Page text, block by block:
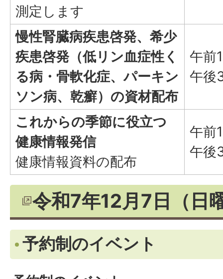
測定します
慢性腎臓病疾患啓発、希少
疾患啓発（低リン血症性く
る病・骨軟化症、パーキン
ソン病、乾癬）の資材配布
午前
午後
これからの季節に役立つ
健康情報発信
健康情報資料の配布
午前
午後
令和7年12月7日（日
予約制のイベント